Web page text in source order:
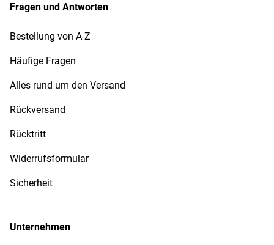
Fragen und Antworten
Bestellung von A-Z
Häufige Fragen
Alles rund um den Versand
Rückversand
Rücktritt
Widerrufsformular
Sicherheit
Unternehmen